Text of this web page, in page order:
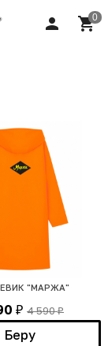
"МАРЖА"
₽ 4 590₽
Беру